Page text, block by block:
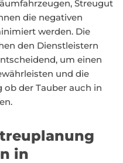
Streugut
die negativen
werden. Die
den Dienstleistern
um einen
und die
der Tauber auch in
in